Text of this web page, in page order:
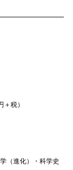
税）
（進化）・科学史